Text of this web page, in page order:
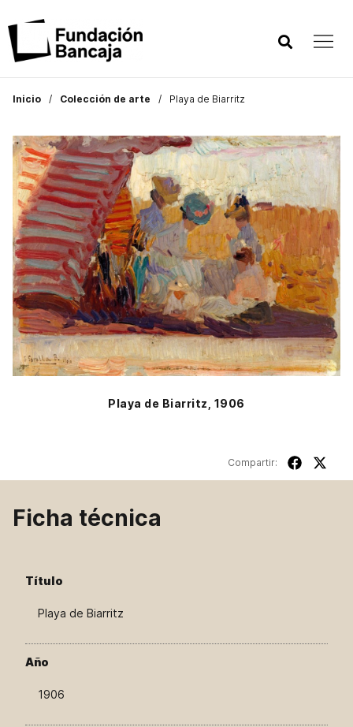
Inicio Colección de arte Playa de Biarritz
Playa de Biarritz, 1906
Compartir:
Ficha técnica
Título
Playa de Biarritz
Año
1906